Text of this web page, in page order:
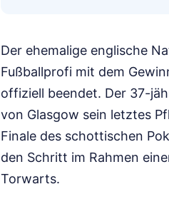
Der ehemalige englische
Fußballprofi mit dem
offiziell beendet. Der 37-
von Glasgow sein letztes
Finale des schottischen
den Schritt im Rahmen
Torwarts.